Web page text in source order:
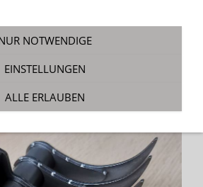
NOTWENDIGE
EINSTELLUNGEN
ALLE ERLAUBEN